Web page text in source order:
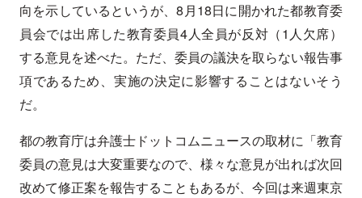
向を示しているというが、8月18日に開かれた都教育委
員会では出席した教育委員4人全員が反対（1人欠席）
する意見を述べた。ただ、委員の議決を取らない報告事
項であるため、実施の決定に影響することはないそう
だ。
都の教育庁は弁護士ドットコムニュースの取材に「教育
委員の意見は大変重要なので、様々な意見が出れば次回
改めて修正案を報告することもあるが、今回は来週東京